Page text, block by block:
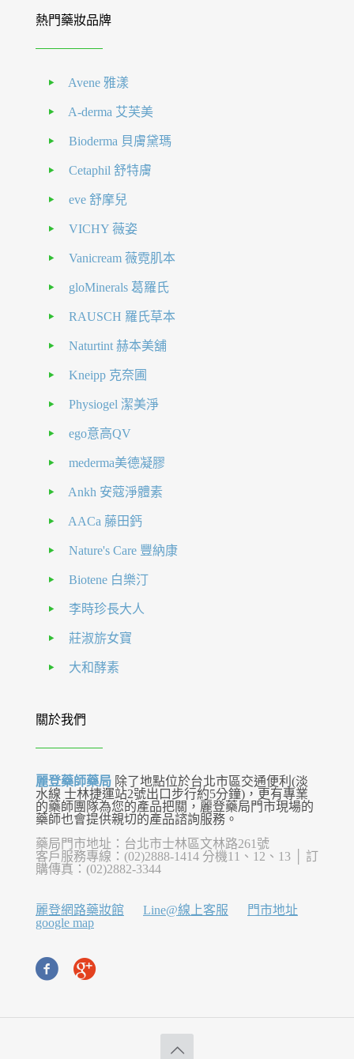
熱門藥妝品牌
Avene 雅漾
A-derma 艾芙美
Bioderma 貝膚黛瑪
Cetaphil 舒特膚
eve 舒摩兒
VICHY 薇姿
Vanicream 薇霓肌本
gloMinerals 葛羅氏
RAUSCH 羅氏草本
Naturtint 赫本美舖
Kneipp 克奈圃
Physiogel 潔美淨
ego意高QV
mederma美德凝膠
Ankh 安蔻淨體素
AACa 藤田鈣
Nature's Care 豐納康
Biotene 白樂汀
李時珍長大人
莊淑旂女寶
大和酵素
關於我們
麗登藥師藥局 除了地點位於台北市區交通便利(淡
水線 士林捷運站2號出口步行約5分鐘)，更有專業
的藥師團隊為您的產品把關，麗登藥局門市現場的
藥師也會提供親切的產品諮詢服務。
藥局門市地址：台北市士林區文林路261號
客戶服務專線：(02)2888-1414 分機11、12、13 │ 訂
購傳真：(02)2882-3344
麗登網路藥妝館 Line@線上客服
門市地址
google map